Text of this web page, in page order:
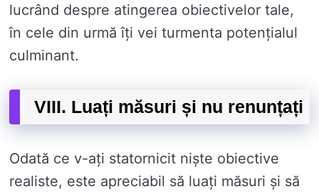
lucrând despre atingerea obiectivelor tale,
în cele din urmă îți vei turmenta potențialul
culminant.
VIII. Luați măsuri și nu renunțați
Odată ce v-ați statornicit niște obiective
realiste, este apreciabil să luați măsuri și să